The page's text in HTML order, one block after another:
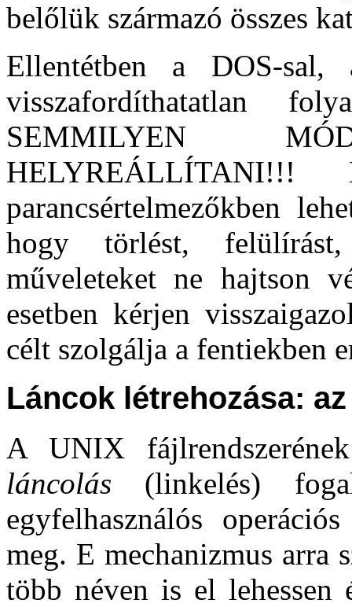
belőlük származó összes
Ellentétben a DOS-
visszafordíthatatlan
SEMMILYEN
parancsértelmezőkben
hogy törlést,
műveleteket ne hajtson
esetben kérjen
célt szolgálja a fentiekben
Láncok létrehozása:
A UNIX
láncolás (linkelés)
egyfelhasználós
meg. E mechanizmus arra
több néven is el lehessen